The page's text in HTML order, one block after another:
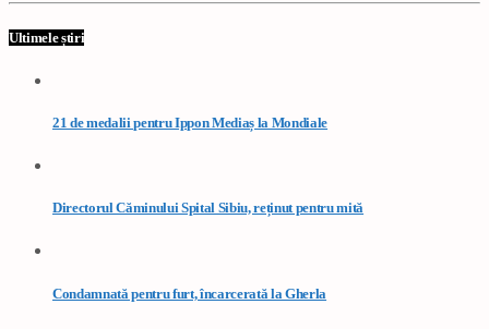
Ultimele știri
21 de medalii pentru Ippon Mediaș la Mondiale
Directorul Căminului Spital Sibiu, reținut pentru mită
Condamnată pentru furt, încarcerată la Gherla